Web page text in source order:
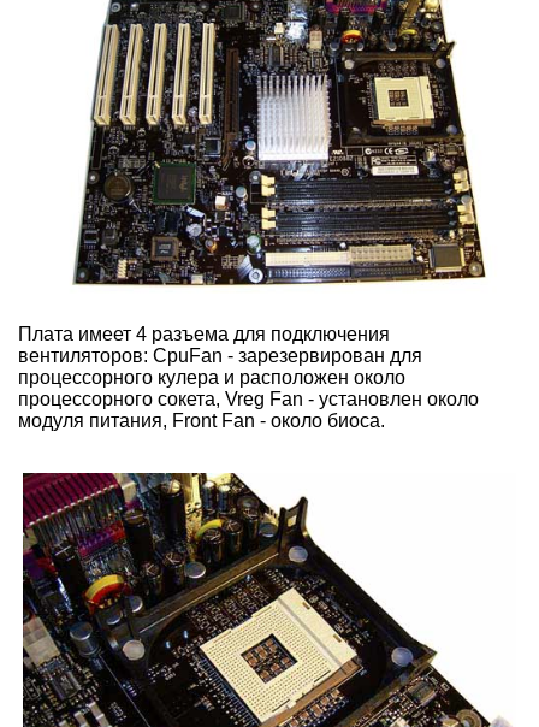
Плата имеет 4 разъема для подключения
вентиляторов: CpuFan - зарезервирован для
процессорного кулера и расположен около
процессорного сокета, Vreg Fan - установлен около
модуля питания, Front Fan - около биоса.